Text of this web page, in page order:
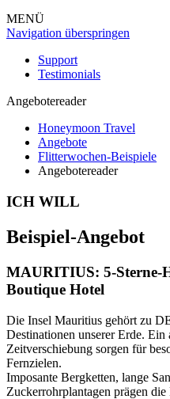
MENÜ
Navigation überspringen
Support
Testimonials
Angebotereader
Honeymoon Travel
Angebote
Flitterwochen-Beispiele
Angebotereader
ICH WILL
Beispiel-Angebot
MAURITIUS: 5-Sterne-
Boutique Hotel
Die Insel Mauritius gehört zu
Destinationen unserer Erde.
Zeitverschiebung sorgen für
Fernzielen.
Imposante Bergketten, lange
Zuckerrohrplantagen prägen die